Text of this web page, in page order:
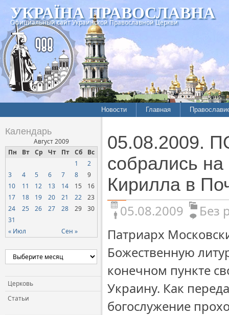
УКРАЇНА ПРАВОСЛАВНА
Официальный сайт Украинской Православной Церкви
Новости Главная
Календарь
Август 2009
Пн
Вт Ср Чт Пт Сб Вс
« Июл Сен »
1
2
3
4 5 6 7 8
9
10
11 12 13 14 15
16
17
18 19 20 21 22
23
24
25 26 27 28 29
30
31
Церковь
Статьи
05.08.2009.
собрались
Кирилла в
05.08.2009
Без
Патриарх
Божественную
конечном пункте
Украину. Как
богослужение